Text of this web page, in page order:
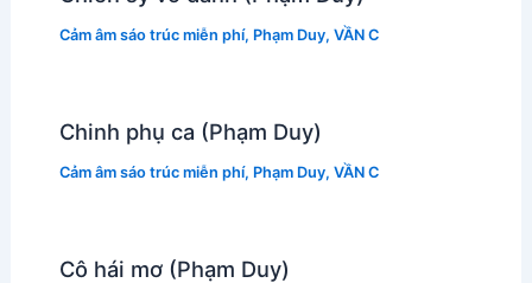
Cảm âm sáo trúc miễn phí, Phạm Duy, VẦN C
Chinh phụ ca (Phạm Duy)
Cảm âm sáo trúc miễn phí, Phạm Duy, VẦN C
Cô hái mơ (Phạm Duy)